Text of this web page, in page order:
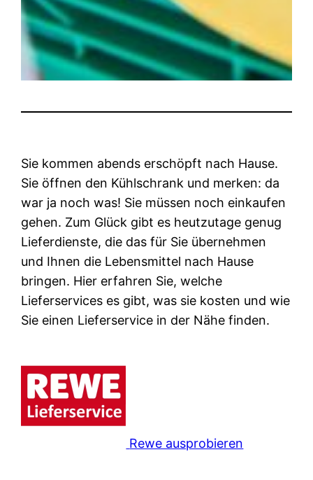
Sie kommen abends erschöpft nach Hause.
Sie öffnen den Kühlschrank und merken: da
war ja noch was! Sie müssen noch einkaufen
gehen. Zum Glück gibt es heutzutage genug
Lieferdienste, die das für Sie übernehmen
und Ihnen die Lebensmittel nach Hause
bringen. Hier erfahren Sie, welche
Lieferservices es gibt, was sie kosten und wie
Sie einen Lieferservice in der Nähe finden.
Rewe ausprobieren